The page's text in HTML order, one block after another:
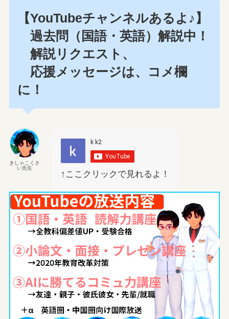
【YouTubeチャンネルあるよ♪】
過去問（国語・英語）解説中！
解説リクエスト、
応援メッセージは、コメ欄
に！
きしゃこくさ
い先生
↑ここクリックで見れるよ！